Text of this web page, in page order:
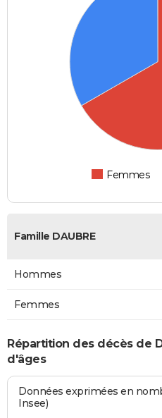
Femmes
Famille DAUBRE
Hommes
Femmes
Répartition des décès de
d'âges
Données exprimées en
Insee)